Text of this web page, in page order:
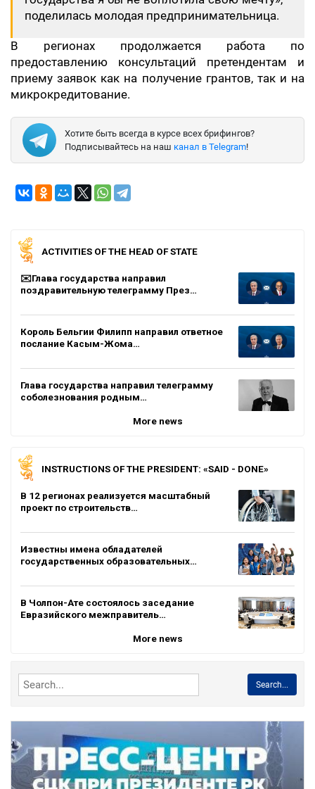
поделилась молодая предпринимательница.
В регионах продолжается работа по
предоставлению консультаций претендентам и
приему заявок как на получение грантов, так и на
микрокредитование.
Хотите быть всегда в курсе всех брифингов?
Подписывайтесь на наш канал в Telegram!
ACTIVITIES OF THE HEAD OF STATE
✉️Глава государства направил
поздравительную телеграмму През…
Король Бельгии Филипп направил ответное
послание Касым-Жома…
Глава государства направил телеграмму
соболезнования родным…
More news
INSTRUCTIONS OF THE PRESIDENT: «SAID - DONE»
В 12 регионах реализуется масштабный
проект по строительств…
Известны имена обладателей
государственных образовательных…
В Чолпон-Ате состоялось заседание
Евразийского межправитель…
More news
Search...